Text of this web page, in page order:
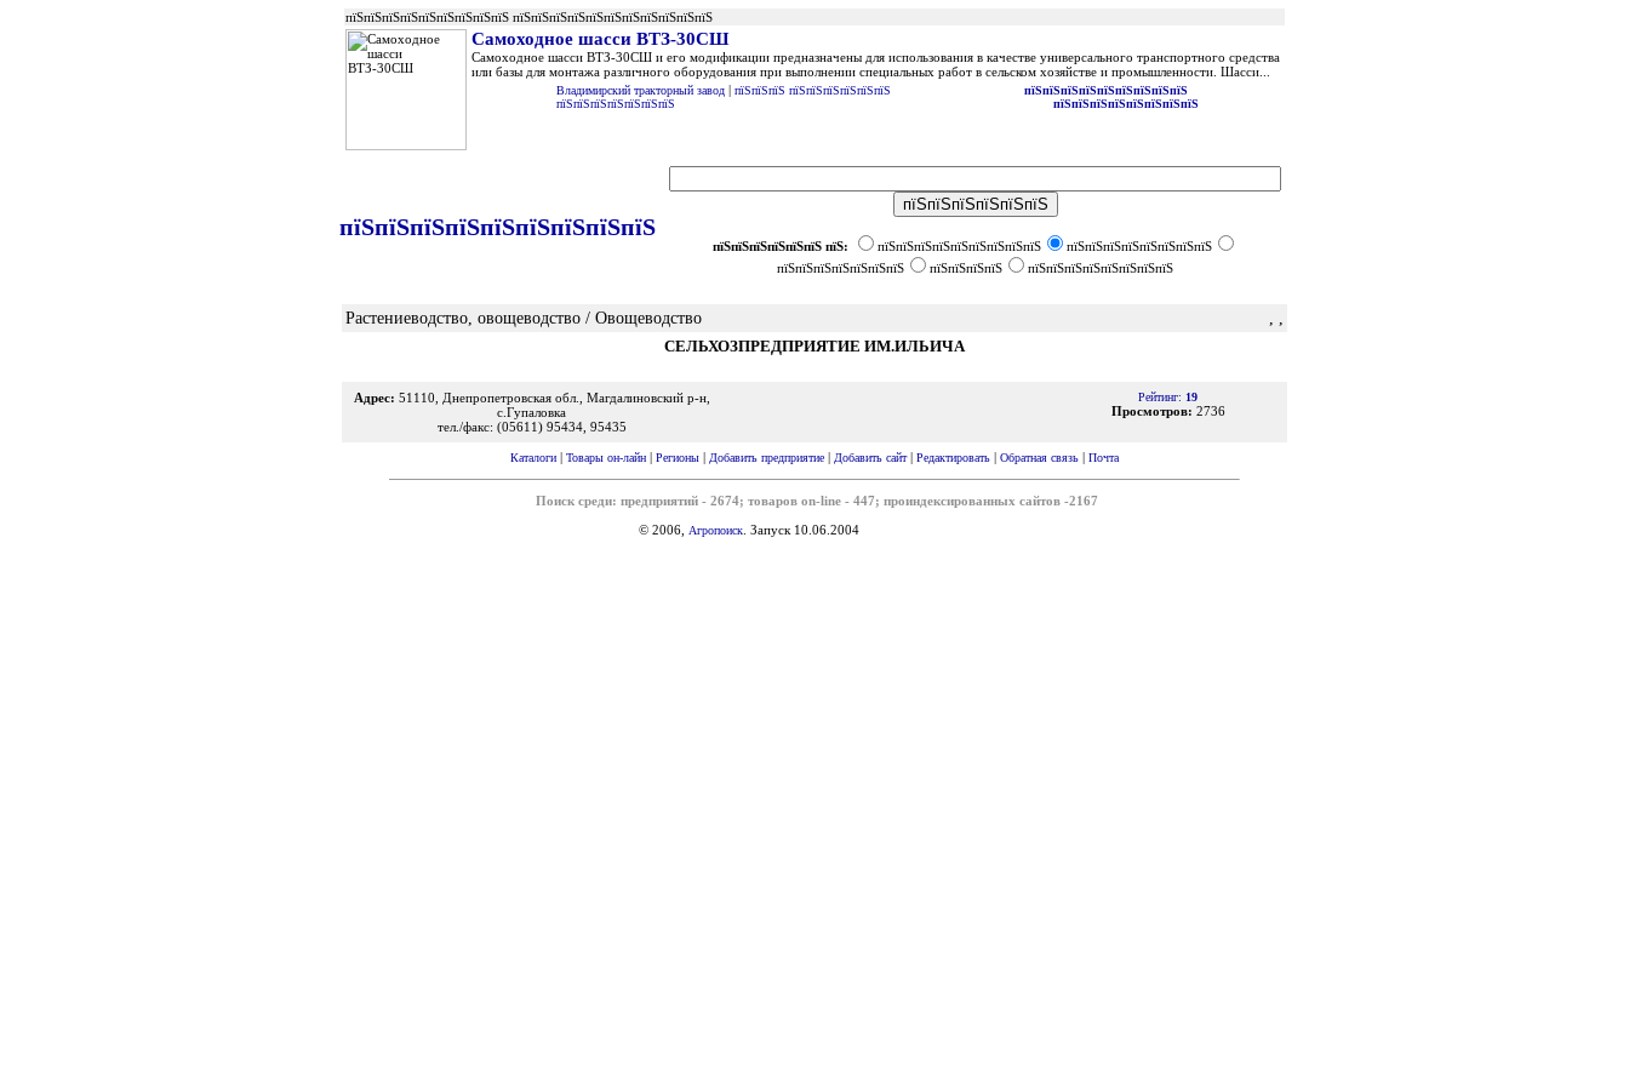
пїЅпїЅпїЅпїЅпїЅпїЅпїЅпїЅпїЅ пїЅпїЅпїЅпїЅпїЅпїЅпїЅпїЅпїЅпїЅпїЅ
Самоходное шасси ВТЗ-30СШ
Самоходное шасси ВТЗ-30СШ и его модификации предназначены для использования в качестве универсального транспортного средства
или базы для монтажа различного оборудования при выполнении специальных работ в сельском хозяйстве и промышленности. Шасси...
Владимирский тракторный завод | пїЅпїЅпїЅ пїЅпїЅпїЅпїЅпїЅпїЅ
пїЅпїЅпїЅпїЅпїЅпїЅпїЅ
пїЅпїЅпїЅпїЅпїЅпїЅпїЅпїЅпїЅ
пїЅпїЅпїЅпїЅпїЅпїЅпїЅпїЅ
пїЅпїЅпїЅпїЅпїЅпїЅпїЅпїЅпїЅ
пїЅпїЅпїЅпїЅпїЅпїЅ пїЅ: пїЅпїЅпїЅпїЅпїЅпїЅпїЅпїЅпїЅ
пїЅпїЅпїЅпїЅпїЅпїЅпїЅпїЅ
пїЅпїЅпїЅпїЅпїЅпїЅпїЅ
пїЅпїЅпїЅпїЅ пїЅпїЅпїЅпїЅпїЅпїЅпїЅпїЅ
Растениеводство, овощеводство / Овощеводство
СЕЛЬХОЗПРЕДПРИЯТИЕ ИМ.ИЛЬИЧА
Адрес: 51110, Днепропетровская обл., Магдалиновский р-н,
с.Гупаловка
тел./факс: (05611) 95434, 95435
Рейтинг: 19
Просмотров: 2736
Каталоги | Товары он-лайн | Регионы | Добавить предприятие | Добавить сайт| Редактировать | Обратная связь | Почта
Поиск среди: предприятий - 2674; товаров on-line - 447; проиндексированных сайтов -2167
© 2006,
Агропоиск . Запуск 10.06.2004